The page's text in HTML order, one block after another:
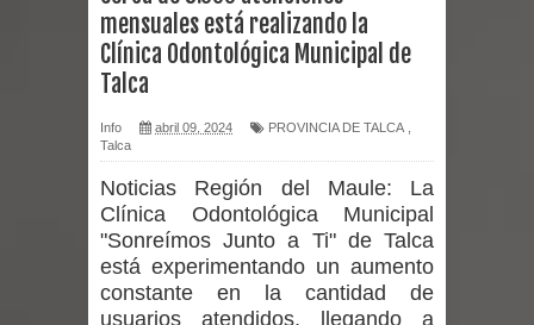
nacional en gasto por viajes y
traslados con $133 millones
Dos internos intentaron escapar por
Temporal obliga a cerrar
anticipadamente la Fiesta del
Chancho en Talca tras caída de
mensuales está realizando la
Clínica Odontológica Municipal de
Talca
Info abril 09, 2024 PROVINCIA DE TALCA
Talca
Noticias Región del Maule: La
Clínica Odontológica Municipal
"Sonreímos Junto a Ti" de Talca
está experimentando un aumento
constante en la cantidad de
usuarios atendidos, llegando a